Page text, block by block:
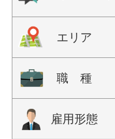
エリア
職 種
雇用形態